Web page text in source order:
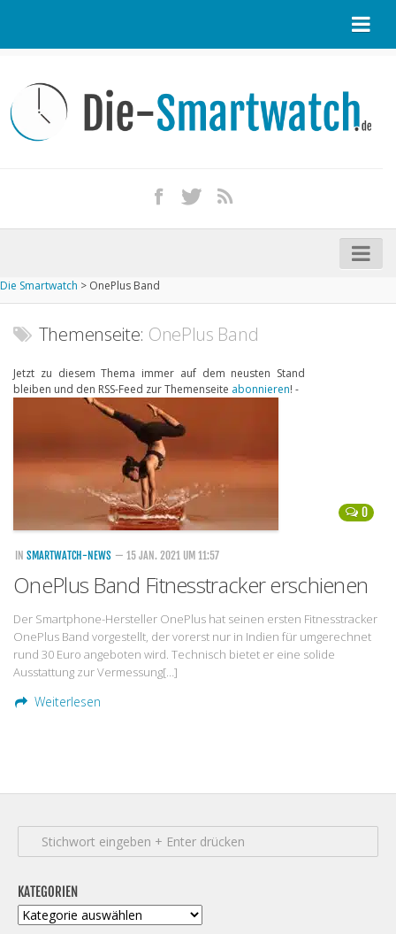
Kontakt / Tipp geben
Impressum
iPhone kaufen
Startseite
Aktuelle Smartwatches im Test
Marken und Modelle
BASE
Smartphonetarife
Datentarife
o2
Smartphonetarife
Prepaid-Tarife
Datentarife
Flatrate-Prepaidtarife
Mobilfunk-Vergleichsrechner
Die Smartwatch > OnePlus Band
Themenseite: OnePlus Band
Jetzt zu diesem Thema immer auf dem neusten Stand
bleiben und den RSS-Feed zur Themenseite abonnieren! -
0
IN SMARTWATCH-NEWS — 15 JAN. 2021 UM 11:57
OnePlus Band Fitnesstracker erschienen
Der Smartphone-Hersteller OnePlus hat seinen ersten Fitnesstracker
OnePlus Band vorgestellt, der vorerst nur in Indien für umgerechnet
rund 30 Euro angeboten wird. Technisch bietet er eine solide
Ausstattung zur Vermessung[…]
Weiterlesen
KATEGORIEN
Kategorien